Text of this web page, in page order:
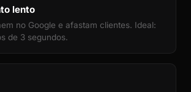
lento
no Google e afastam clientes. Ideal:
de 3 segundos.